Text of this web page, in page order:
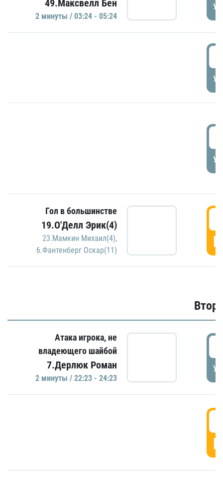
49.Максвелл Бен
2 минуты / 03:24 - 05:24
Гол в большинстве
19.О'Делл Эрик(4)
23.Мамкин Михаил(4),
6.Фантенберг Оскар(11)
Атака игрока, не
владеющего шайбой
7.Дерлюк Роман
2 минуты / 22:23 - 24:23